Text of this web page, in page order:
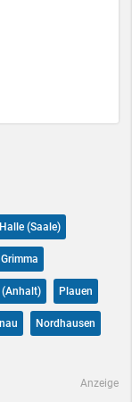
Halle (Saale)
Grimma
(Anhalt) Plauen
Nordhausen
Anzeige